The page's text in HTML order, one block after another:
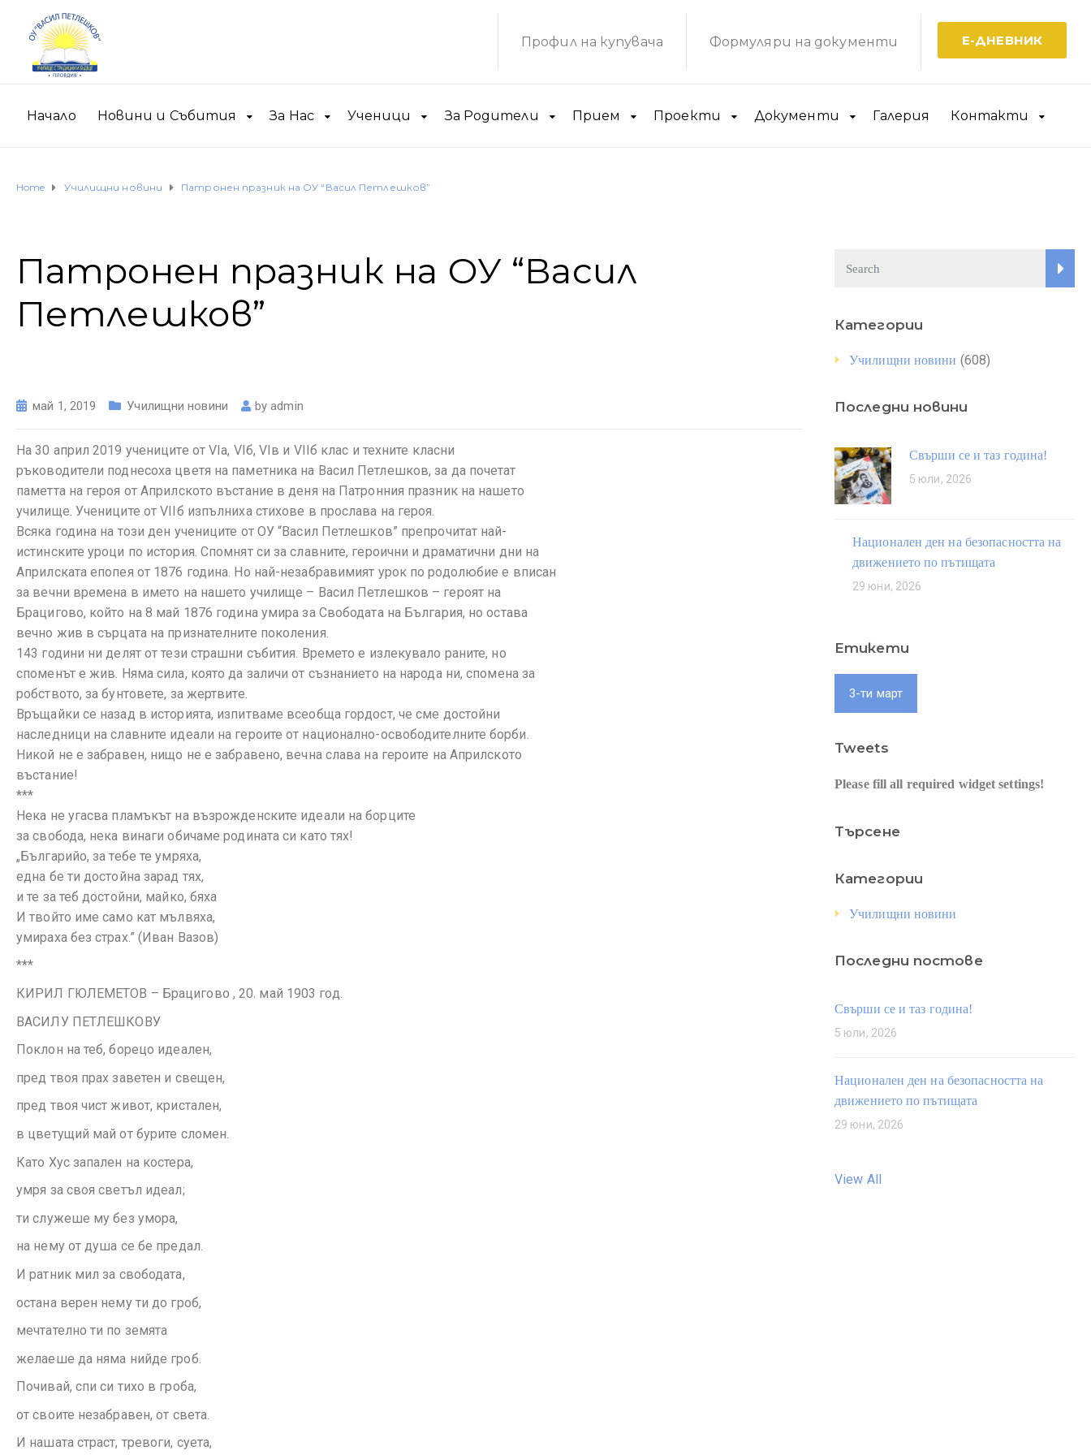
Профил на купувача Формуляри на документи Е-ДНЕВНИК
Начало Новини и Събития За Нас Ученици За Родители Прием Проекти Документи Галерия Контакти
Home Училищни новини Патронен празник на ОУ “Васил Петлешков”
Патронен празник на ОУ “Васил
Петлешков”
май 1, 2019 Училищни новини byadmin
На 30 април 2019 учениците от VІа, VІб, VІв и VІІб клас и техните класни
ръководители поднесоха цветя на паметника на Васил Петлешков, за да почетат
паметта на героя от Априлското въстание в деня на Патронния празник на нашето
училище. Учениците от VІІб изпълниха стихове в прослава на героя.
Всяка година на този ден учениците от ОУ “Васил Петлешков” препрочитат най-
истинските уроци по история. Спомнят си за славните, героични и драматични дни на
Априлската епопея от 1876 година. Но най-незабравимият урок по родолюбие е вписан
за вечни времена в името на нашето училище – Васил Петлешков – героят на
Брацигово, който на 8 май 1876 година умира за Свободата на България, но остава
вечно жив в сърцата на признателните поколения.
143 години ни делят от тези страшни събития. Времето е излекувало раните, но
споменът е жив. Няма сила, която да заличи от съзнанието на народа ни, спомена за
робството, за бунтовете, за жертвите.
Връщайки се назад в историята, изпитваме всеобща гордост, че сме достойни
наследници на славните идеали на героите от национално-освободителните борби.
Никой не е забравен, нищо не е забравено, вечна слава на героите на Априлското
въстание!
***
Нека не угасва пламъкът на възрожденските идеали на борците
за свобода, нека винаги обичаме родината си като тях!
„Българийо, за тебе те умряха,
една бе ти достойна зарад тях,
и те за теб достойни, майко, бяха
И твойто име само кат мълвяха,
умираха без страх.” (Иван Вазов)
***
КИРИЛ ГЮЛЕМЕТОВ – Брацигово , 20. май 1903 год.
ВАСИЛУ ПЕТЛЕШКОВУ
Поклон на теб, борецо идеален,
пред твоя прах заветен и свещен,
пред твоя чист живот, кристален,
в цветущий май от бурите сломен.
Като Хус запален на костера,
умря за своя светъл идеал;
ти служеше му без умора,
на нему от душа се бе предал.
И ратник мил за свободата,
остана верен нему ти до гроб,
мечтателно ти по земята
желаеше да няма нийде гроб.
Почивай, спи си тихо в гроба,
от своите незабравен, от света.
И нашата страст, тревоги, суета,
Категории
Училищни новини (608)
Последни новини
Свърши се и таз година!
5 юли, 2026
Национален ден на безопасността на
движението по пътищата
29 юни, 2026
Етикети
3-ти март
Tweets
Please fill all required widget settings!
Търсене
Категории
Училищни новини
Последни постове
Свърши се и таз година!
5 юли, 2026
Национален ден на безопасността на
движението по пътищата
29 юни, 2026
View All